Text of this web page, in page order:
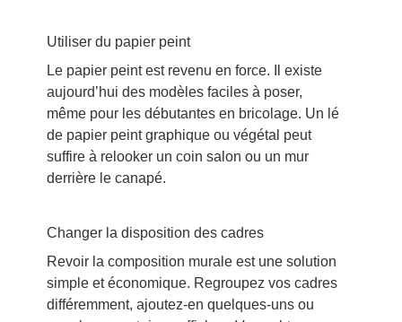
Utiliser du papier peint
Le papier peint est revenu en force. Il existe
aujourd’hui des modèles faciles à poser,
même pour les débutantes en bricolage. Un lé
de papier peint graphique ou végétal peut
suffire à relooker un coin salon ou un mur
derrière le canapé.
Changer la disposition des cadres
Revoir la composition murale est une solution
simple et économique. Regroupez vos cadres
différemment, ajoutez-en quelques-uns ou